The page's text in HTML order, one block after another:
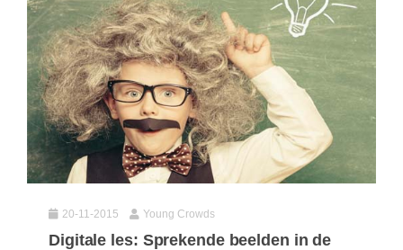
20-11-2015 Young Crowds
Digitale les: Sprekende beelden in de